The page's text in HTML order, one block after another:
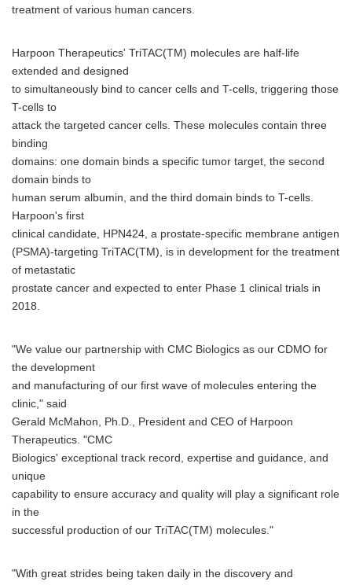
treatment of various human cancers.
Harpoon Therapeutics' TriTAC(TM) molecules are half-life
extended and designed
to simultaneously bind to cancer cells and T-cells, triggering those
T-cells to
attack the targeted cancer cells. These molecules contain three
binding
domains: one domain binds a specific tumor target, the second
domain binds to
human serum albumin, and the third domain binds to T-cells.
Harpoon's first
clinical candidate, HPN424, a prostate-specific membrane antigen
(PSMA)-targeting TriTAC(TM), is in development for the treatment
of metastatic
prostate cancer and expected to enter Phase 1 clinical trials in
2018.
"We value our partnership with CMC Biologics as our CDMO for
the development
and manufacturing of our first wave of molecules entering the
clinic," said
Gerald McMahon, Ph.D., President and CEO of Harpoon
Therapeutics. "CMC
Biologics' exceptional track record, expertise and guidance, and
unique
capability to ensure accuracy and quality will play a significant role
in the
successful production of our TriTAC(TM) molecules."
"With great strides being taken daily in the discovery and